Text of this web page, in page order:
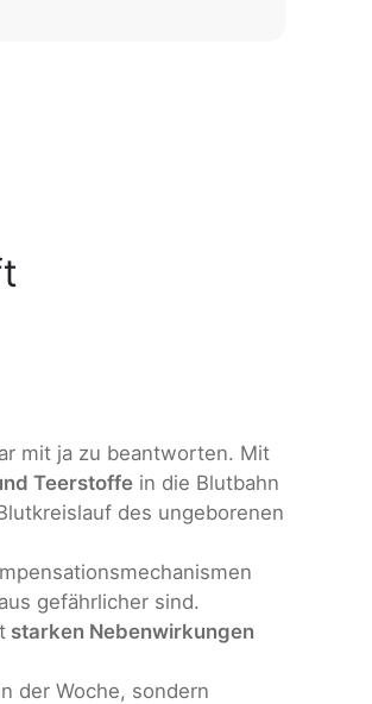
mit ja zu beantworten. Mit
Teerstoffe in die Blutbahn
des ungeborenen
gefährlicher sind.
starken Nebenwirkungen
der Woche, sondern